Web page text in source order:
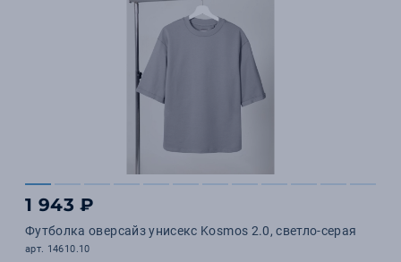
1 943 ₽
Футболка оверсайз унисекс Kosmos 2.0, светло-серая
арт. 14610.10